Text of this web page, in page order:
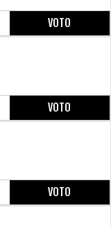
VOTO
VOTO
VOTO